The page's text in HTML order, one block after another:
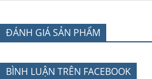
ĐÁNH GIÁ SẢN PHẨM
BÌNH LUẬN TRÊN FACEBOOK